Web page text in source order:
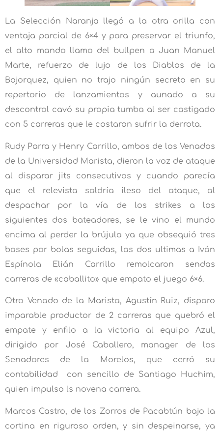
La Selección Naranja llegó a la otra orilla con
ventaja parcial de 6×4 y para preservar el triunfo,
el alto mando llamo del bullpen a Juan Manuel
Marte, refuerzo de lujo de los Diablos de la
Bojorquez, quien no trajo ningún secreto en su
repertorio de lanzamientos y aunado a su
descontrol cavó su propia tumba al ser castigado
con 5 carreras que le costaron sufrir la derrota.
Rudy Parra y Henry Carrillo, ambos de los Venados
de la Universidad Marista, dieron la voz de ataque
al disparar jits consecutivos y cuando parecía
que el relevista saldría ileso del ataque, al
despachar por la vía de los strikes a los
siguientes dos bateadores, se le vino el mundo
encima al perder la brújula ya que obsequió tres
bases por bolas seguidas, las dos ultimas a Iván
Espínola Elián Carrillo remolcaron sendas
carreras de «caballito» que empato el juego 6×6.
Otro Venado de la Marista, Agustín Ruiz, disparo
imparable productor de 2 carreras que quebró el
empate y enfilo a la victoria al equipo Azul,
dirigido por José Caballero, manager de los
Senadores de la Morelos, que cerró su
contabilidad con sencillo de Santiago Huchim,
quien impulso ls novena carrera.
Marcos Castro, de los Zorros de Pacabtún bajo la
cortina en riguroso orden, y sin despeinarse, ya